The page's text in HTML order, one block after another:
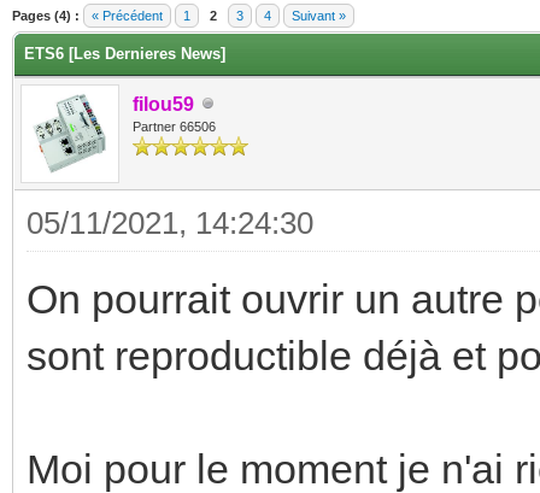
Pages (4) : « Précédent 1 2 3 4 Suivant »
ETS6 [Les Dernieres News]
filou59
Partner 66506
05/11/2021, 14:24:30
On pourrait ouvrir un autre
sont reproductible déjà et
Moi pour le moment je n'ai